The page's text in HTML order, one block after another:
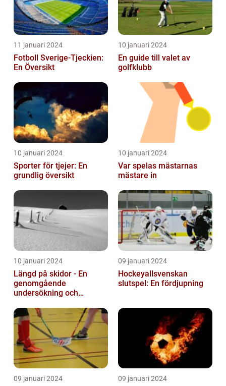
11 januari 2024
Fotboll Sverige-Tjeckien:
En Översikt
10 januari 2024
En guide till valet av
golfklubb
10 januari 2024
Sporter för tjejer: En
grundlig översikt
10 januari 2024
Var spelas mästarnas
mästare in
10 januari 2024
Längd på skidor - En
genomgående
undersökning och
09 januari 2024
Hockeyallsvenskan
slutspel: En fördjupning
09 januari 2024 09 januari 2024